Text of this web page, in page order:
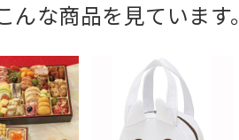
な商品を見ています。